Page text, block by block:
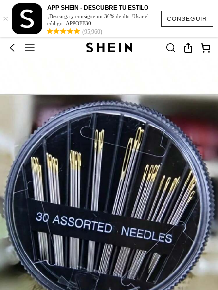
CONSEGUIR
×
APP SHEIN - DESCUBRE TU ESTILO
¡Descarga y consigue un 30% de dto.!Usar el
código: APPOFF30
(95,960)